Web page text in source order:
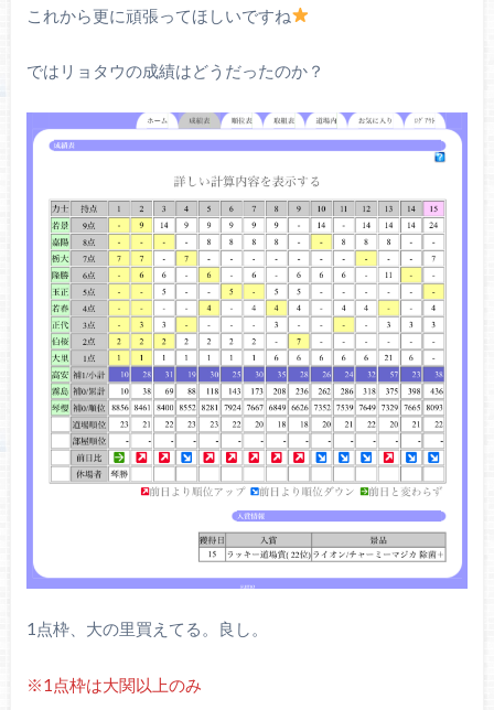
これから更に頑張ってほしいですね
ではリョタウの成績はどうだったのか？
1点枠、大の里買えてる。良し。
※1点枠は大関以上のみ